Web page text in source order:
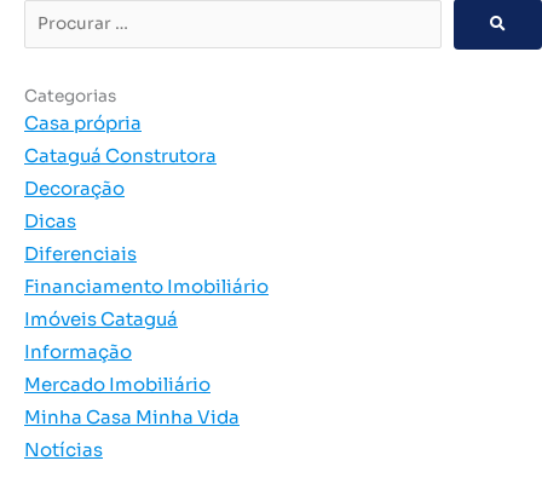
Procurar
…
Categorias
Casa própria
Cataguá Construtora
Decoração
Dicas
Diferenciais
Financiamento Imobiliário
Imóveis Cataguá
Informação
Mercado Imobiliário
Minha Casa Minha Vida
Notícias